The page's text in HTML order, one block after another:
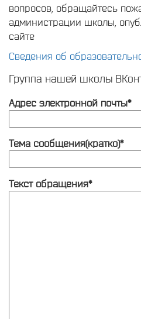
вопросов, обращайтесь
администрации школы,
сайте
Сведения об
Группа нашей школы
Адрес электронной почты*
Тема сообщения(кратко)*
Текст обращения*